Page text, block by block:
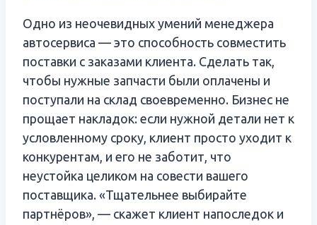
Одно из неочевидных умений менеджера
автосервиса — это способность совместить
поставки с заказами клиента. Сделать так,
чтобы нужные запчасти были оплачены и
поступали на склад своевременно. Бизнес не
прощает накладок: если нужной детали нет к
условленному сроку, клиент просто уходит к
конкурентам, и его не заботит, что
неустойка целиком на совести вашего
поставщика. «Тщательнее выбирайте
партнёров», — скажет клиент напоследок и